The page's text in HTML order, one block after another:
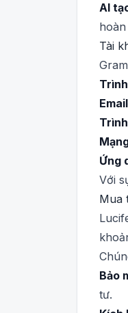
AI
Tài
Ứng
Với
Mua
Bảo
tư.